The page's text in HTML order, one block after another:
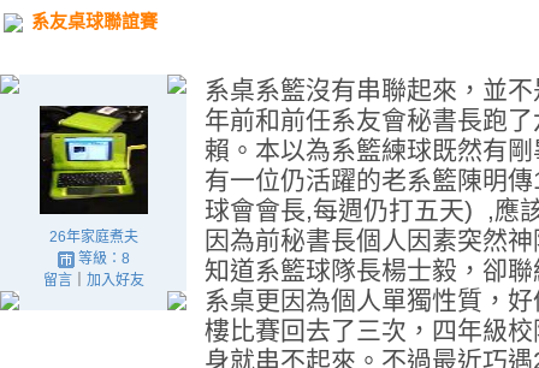
系友桌球聯誼賽
26年家庭煮夫
等級：8
留言｜ 加入好友
系桌系籃沒有串聯起來，並
年前和前任系友會秘書長跑
賴。本以為系籃練球既然有
有一位仍活躍的老系籃陳明
球會會長,每週仍打五天) ,應
因為前秘書長個人因素突然
知道系籃球隊長楊士毅，卻
系桌更因為個人單獨性質，
樓比賽回去了三次，四年級
身就串不起來。不過最近巧